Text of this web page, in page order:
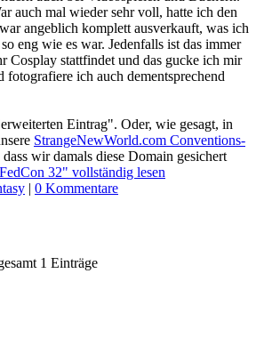
auch mal wieder sehr voll, hatte ich den
angeblich komplett ausverkauft, was ich
eng wie es war. Jedenfalls ist das immer
Cosplay stattfindet und das gucke ich mir
fotografiere ich auch dementsprechend
Eintrag". Oder, wie gesagt, in
StrangeNewWorld.com Conventions-
wir damals diese Domain gesichert
32" vollständig lesen
| 0 Kommentare
1 Einträge